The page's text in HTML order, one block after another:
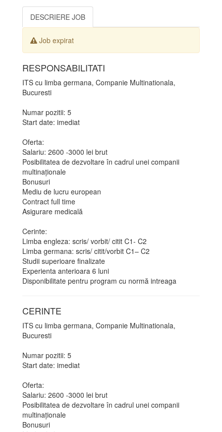
DESCRIERE JOB
Job expirat
RESPONSABILITATI
ITS cu limba germana, Companie Multinationala,
Bucuresti
Numar pozitii: 5
Start date: imediat
Oferta:
Salariu: 2600 -3000 lei brut
Posibilitatea de dezvoltare în cadrul unei companii
multinaționale
Bonusuri
Mediu de lucru european
Contract full time
Asigurare medicală
Cerinte:
Limba engleza: scris/ vorbit/ citit C1- C2
Limba germana: scris/ citit/vorbit C1– C2
Studii superioare finalizate
Experienta anterioara 6 luni
Disponibilitate pentru program cu normă intreaga
CERINTE
ITS cu limba germana, Companie Multinationala,
Bucuresti
Numar pozitii: 5
Start date: imediat
Oferta:
Salariu: 2600 -3000 lei brut
Posibilitatea de dezvoltare în cadrul unei companii
multinaționale
Bonusuri